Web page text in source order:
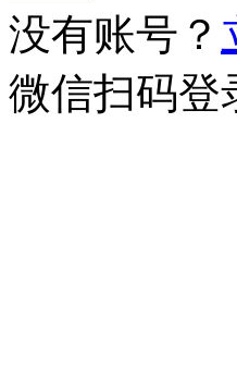
没有账号？
微信扫码登